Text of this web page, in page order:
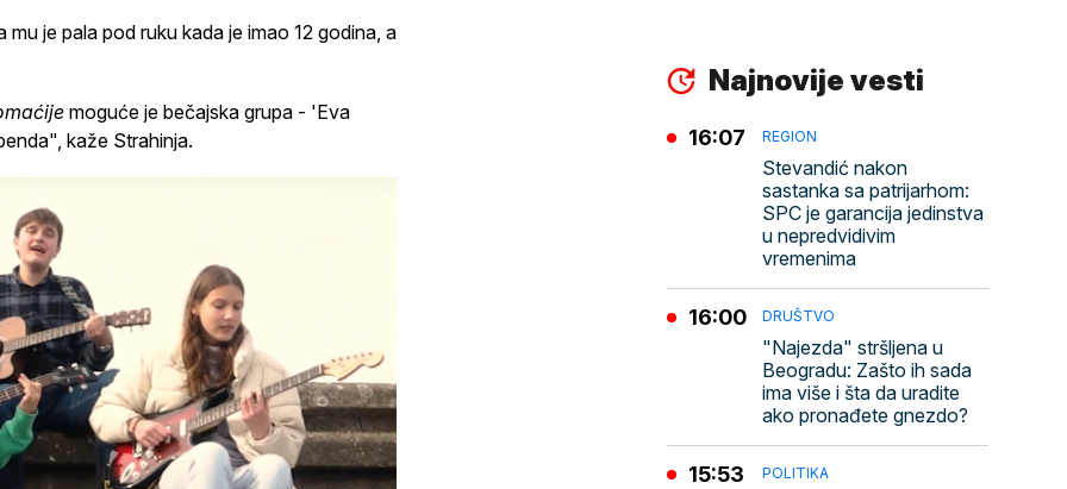
mu je pala pod ruku kada je imao 12 godina, a
moguće je bečajska grupa - 'Eva
kaže Strahinja.
Najnovije vesti
REGION
Stevandić nakon
sastanka sa patrijarhom:
SPC je garancija jedinstva
u nepredvidivim
vremenima
16:07
DRUŠTVO
"Najezda" stršljena u
Beogradu: Zašto ih sada
ima više i šta da uradite
ako pronađete gnezdo?
16:00
POLITIKA
15:53